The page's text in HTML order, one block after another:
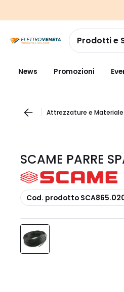
navigazionealla
pagina
Prodotti e
News Promozioni
Attrezzature e
SCAME PARRE
copia
Cod. prodotto